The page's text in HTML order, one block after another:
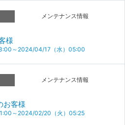
メンテナンス情報
様
～2024/04/17（水）05:00
メンテナンス情報
お客様
～2024/02/20（火）05:25